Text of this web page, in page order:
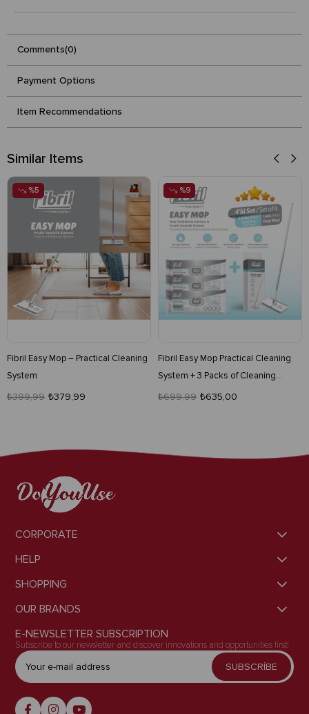
Comments(0)
Payment Options
Item Recommendations
Similar Items
Fibril Easy Mop – Practical Cleaning
System
₺379,99
₺399,99
%5
Fibril Easy Mop Practical Cleaning
System + 3 Packs of Cleaning
Towels 120 Sheets
₺635,00
₺699,99
%9
CORPORATE
HELP
SHOPPING
OUR BRANDS
E-NEWSLETTER SUBSCRIPTION
Subscribe to our newsletter and discover innovations and opportunities first!
SUBSCRİBE